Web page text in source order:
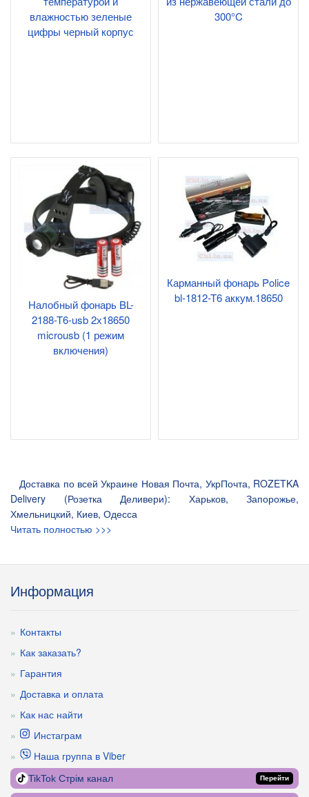
влажностью зеленые
цифры черный корпус
300°C
Налобный фонарь BL-
2188-T6-usb 2х18650
microusb (1 режим
включения)
Карманный фонарь Police
bl-1812-T6 аккум.18650
Доставка по всей Украине Новая Почта, УкрПочта, ROZETKA
Delivery (Розетка Деливери): Харьков, Запорожье,
Хмельницкий, Киев, Одесса
Читать полностью >>>
Информация
Контакты
Как заказать?
Гарантия
Доставка и оплата
Как нас найти
Инстаграм
Наша группа в Viber
TikTok Стрім канал Перейти